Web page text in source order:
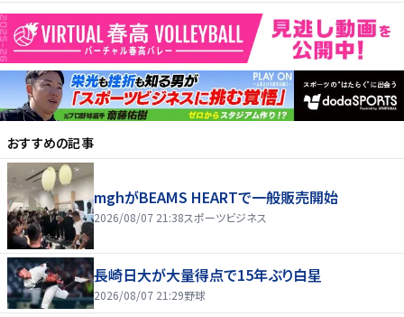
おすすめの記事
mghがBEAMS HEARTで一般販売開始
2026/08/07 21:38スポーツビジネス
長崎日大が大量得点で15年ぶり白星
2026/08/07 21:29野球